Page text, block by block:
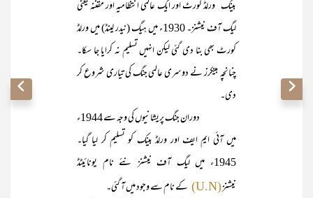
بینک ‘ ورلڈ کورٹ اور ایک عالمی انتظامیہ اور مقننہ یعنی
لیگ آف نیشنز۔ 1930ء میں ہیگ (نیدر لینڈ) میں ورلڈ
کورٹ بھی بنا دی گئی لیکن انہیں تسلیم نہ کرایا جا سکا۔
چنانچہ بینکرز نے دوسری عالمی جنگ کی تیاری شروع کر
دی۔
دوران جنگ پریشانیوں کی وجہ سے 1944ء
میں آئی ایم ایف اور ورلڈ بینک کو تسلیم کر لیا گیا۔
1945ء میں لیگ آف نیشنز نئے نام یونائیٹڈ
نیشنز(U.N)
کے نام سے وجود میں آ گئی۔